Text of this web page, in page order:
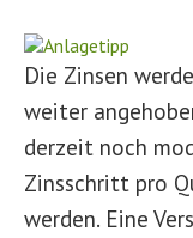
Die Zinsen
weiter
derzeit noch
Zinsschritt pro
werden. Eine